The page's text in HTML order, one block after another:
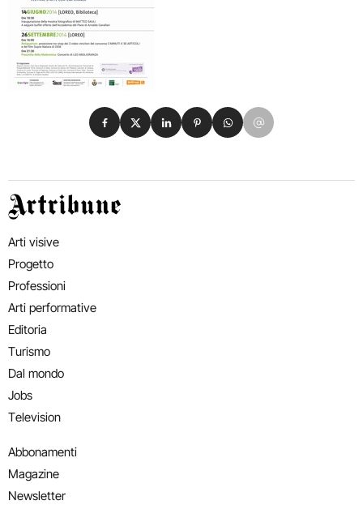
Condividi su Facebook
Condividi su X
Condividi su LinkedIn
Condividi su Pinterest
Condividi su WhatsApp
Condividi su Email
Artribune
Arti visive
Progetto
Professioni
Arti performative
Editoria
Turismo
Dal mondo
Jobs
Television
Abbonamenti
Magazine
Newsletter